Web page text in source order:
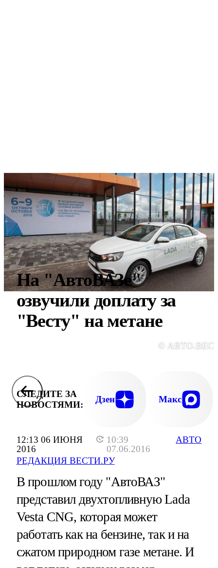
12:13 06 ИЮНЯ
2016
10:39
07.06.2016
РЕДАКЦИЯ ВЕСТИ.РУ
АВТО
На "АвтоВАЗе"
озвучили доплату за
"Весту" на метане
©
СЛЕДИТЕ ЗА
НОВОСТЯМИ:
Дзен Макс
В прошлом году "АвтоВАЗ"
представил двухтопливную Lada
Vesta CNG, которая может
работать как на бензине, так и на
сжатом природном газе метане. И